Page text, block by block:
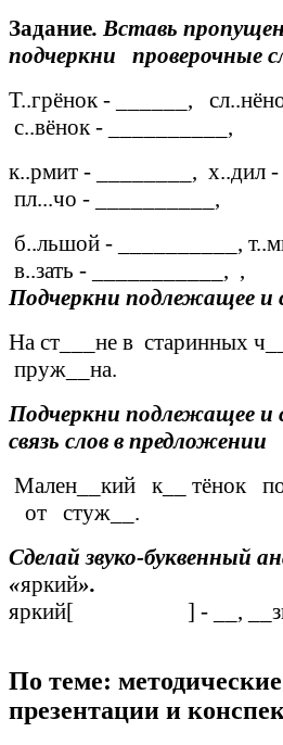
Задание. Вставь
подчеркни проверочные
Т..грёнок - ______,
с..вёнок - __________,
к..рмит - ________, х..дил
пл...чо - __________,
б..льшой - __________,
в..зать - ___________, ,
Подчеркни подлежащее и
На ст___не в старинных
пруж__на.
Подчеркни подлежащее и
связь слов в предложении
Мален__кий к__ тёнок
от стуж__.
Сделай звуко-буквенный
«яркий».
яркий[ ] - __,
По теме:
презентации и